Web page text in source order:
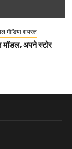
मीडिया वायरल
अपने स्टोर